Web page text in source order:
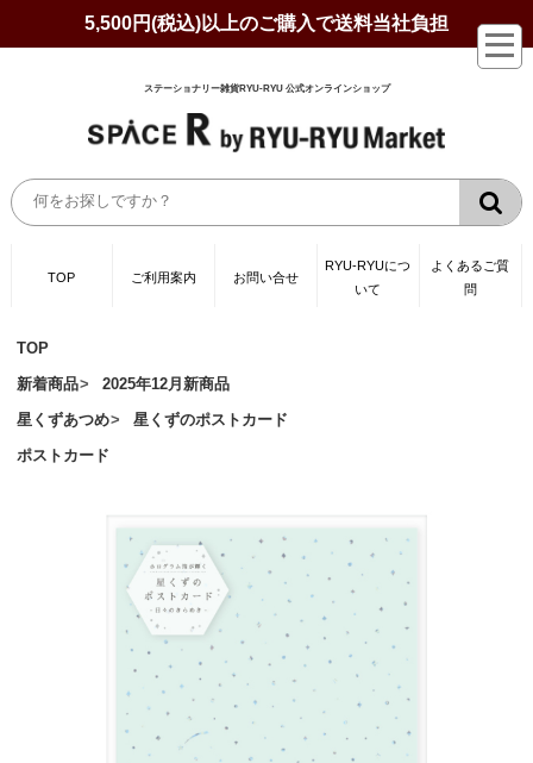
5,500円(税込)以上のご購入で送料当社負担
ステーショナリー雑貨RYU-RYU 公式オンラインショップ
TOP ご利用案内 お問い合せ
RYU-RYUにつ
いて
よくあるご質
問
TOP
新着商品
2025年12月新商品
星くずあつめ
星くずのポストカード
ポストカード